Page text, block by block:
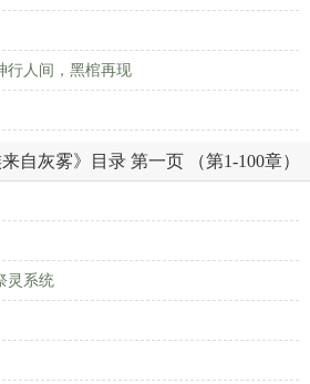
行人间，黑棺再现
自灰雾》目录 第一页 （第1-100章）
灵系统